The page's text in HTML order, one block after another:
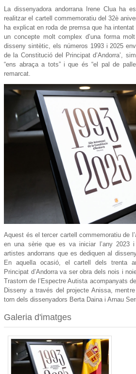
La dissenyadora andorrana Irene Clua ha
realitzar el cartell commemoratiu del 32è
ha explicat en roda de premsa que ha
un concepte molt complex d’una forma
disseny sintètic, els números 1993 i 2025
de la Constitució del Principat d’Andorra’,
“ens abraça a tots” i que és “el pal de
remarcat.
Aquest és el tercer cartell commemoratiu de
en una sèrie que es va iniciar l’any 2023
artistes andorrans que es dediquen al
En aquella ocasió, el cartell dels trenta
Principat d’Andorra va ser obra dels nois i
Trastorn de l’Espectre Autista acompanyats
Disseny a través del projecte Anissa,
torn dels dissenyadors Berta Daina i Arnau
Galeria d'imatges